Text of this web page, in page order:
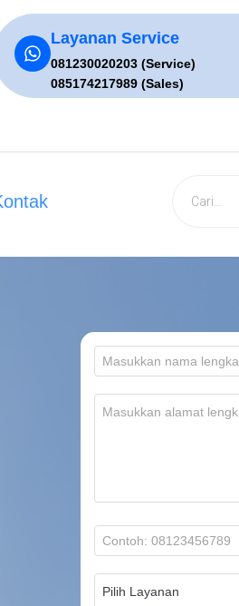
Layanan Service
081230020203 (Service)
085174217989 (Sales)